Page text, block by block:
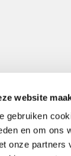
website
gebruiken
en om ons
onze partners
23